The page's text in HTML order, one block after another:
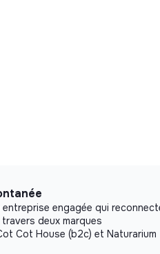
entreprise engagée qui
travers deux marques
Cot House (b2c) et Naturarium